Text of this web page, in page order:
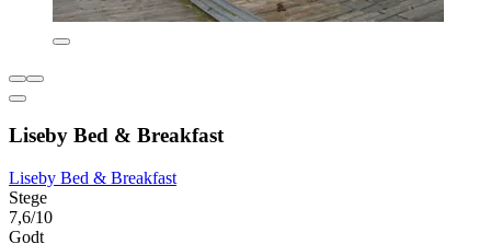
Liseby Bed & Breakfast
Liseby Bed & Breakfast
Stege
7,6/10
Godt